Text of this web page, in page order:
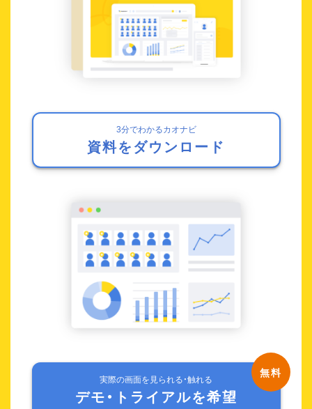
3分でわかるカオナビ
資料をダウンロード
実際の画面を見られる・触れる
デモ・トライアルを希望